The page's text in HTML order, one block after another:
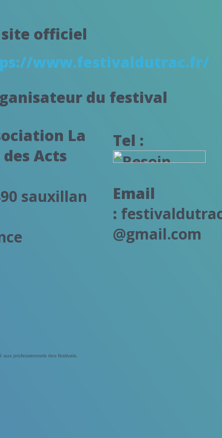
site officiel
www.festivaldutrac.fr/
du festival
La
des Acts
sauxillan
Tel :
Email
:
@gmail.com
aux professionnels des festivals.